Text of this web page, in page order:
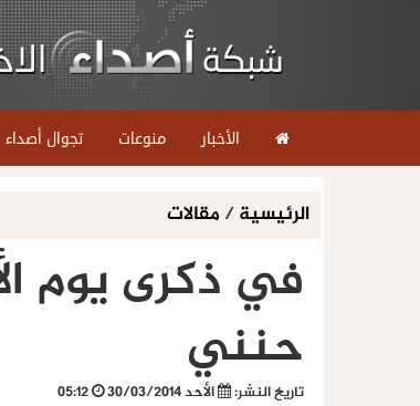
الأخبار منوعات تجوال أصداء
الرئيسية/ مقالات
في ذكرى يوم
حنني
تاريخ النشر: الأحد 30/03/2014